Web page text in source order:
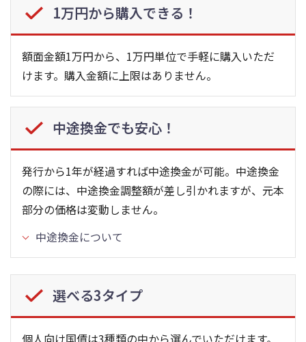
1万円から購入できる！
額面金額1万円から、1万円単位で手軽に購入いただ
けます。購入金額に上限はありません。
中途換金でも安心！
発行から1年が経過すれば中途換金が可能。中途換金
の際には、中途換金調整額が差し引かれますが、元本
部分の価格は変動しません。
中途換金について
選べる3タイプ